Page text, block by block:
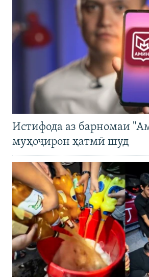
Истифода аз барномаи
муҳоҷирон ҳатмӣ шуд